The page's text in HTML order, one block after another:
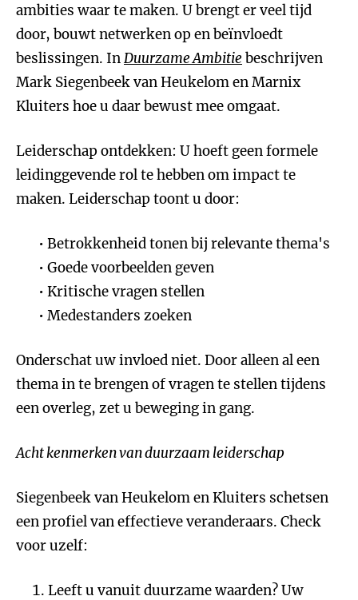
ambities waar te maken. U brengt er veel tijd
door, bouwt netwerken op en beïnvloedt
beslissingen. InDuurzame Ambitie beschrijven
Mark Siegenbeek van Heukelom en Marnix
Kluiters hoe u daar bewust mee omgaat.
Leiderschap ontdekken: U hoeft geen formele
leidinggevende rol te hebben om impact te
maken. Leiderschap toont u door:
Betrokkenheid tonen bij relevante thema's
Goede voorbeelden geven
Kritische vragen stellen
Medestanders zoeken
Onderschat uw invloed niet. Door alleen al een
thema in te brengen of vragen te stellen tijdens
een overleg, zet u beweging in gang.
Acht kenmerken van duurzaam leiderschap
Siegenbeek van Heukelom en Kluiters schetsen
een profiel van effectieve veranderaars. Check
voor uzelf:
Leeft u vanuit duurzame waarden? Uw